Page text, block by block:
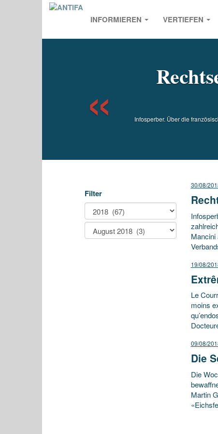
INFORMIEREN VERTIEFEN
Infosperber. Über die
Filter
30/08/
Mancini
19/08/
Le
moins
09/08/
Die
Die
Martin